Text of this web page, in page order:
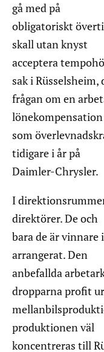
gå med på
obligatoriskt
skall utan knyst
acceptera
sak i Rüsselsheim,
frågan om en
som
tidigare i år på
Daimler-Chrysler.
I
direktörer. De och
bara de är vinnare
arrangerat. Den
anbefallda
dropparna profit ur
produktionen väl
koncentreras till